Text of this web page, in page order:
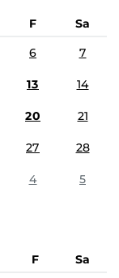
F
Sa
6 7
13 14
20 21
27 28
4 5
F
Sa